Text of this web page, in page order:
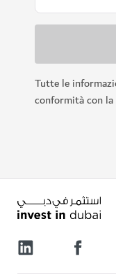
Tutte le
conformità con